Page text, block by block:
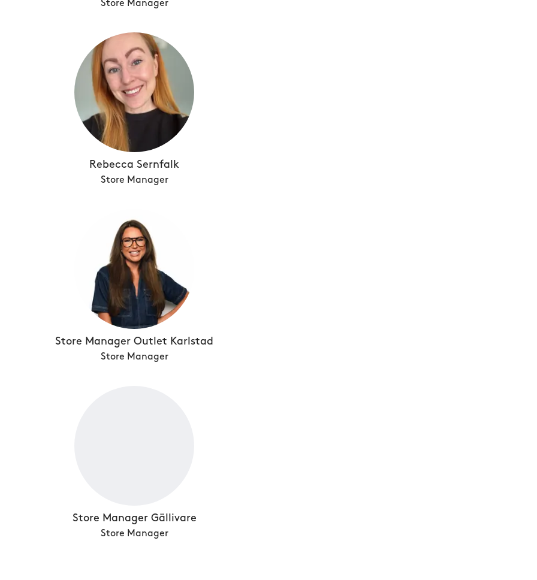
Store Manager
Rebecca Sernfalk
Store Manager
Store Manager Outlet Karlstad
Store Manager
Store Manager Gällivare
Store Manager